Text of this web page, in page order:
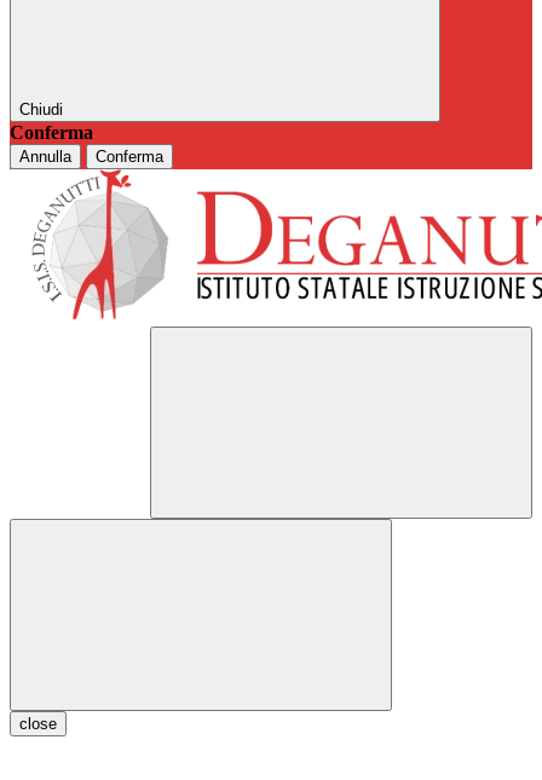
Chiudi
Conferma
Annulla Conferma
close